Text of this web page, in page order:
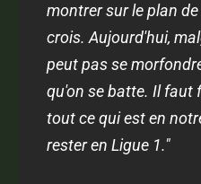
montrer sur le plan
crois. Aujourd'hui,
peut pas se
qu'on se batte. Il faut
tout ce qui est en
rester en Ligue 1."